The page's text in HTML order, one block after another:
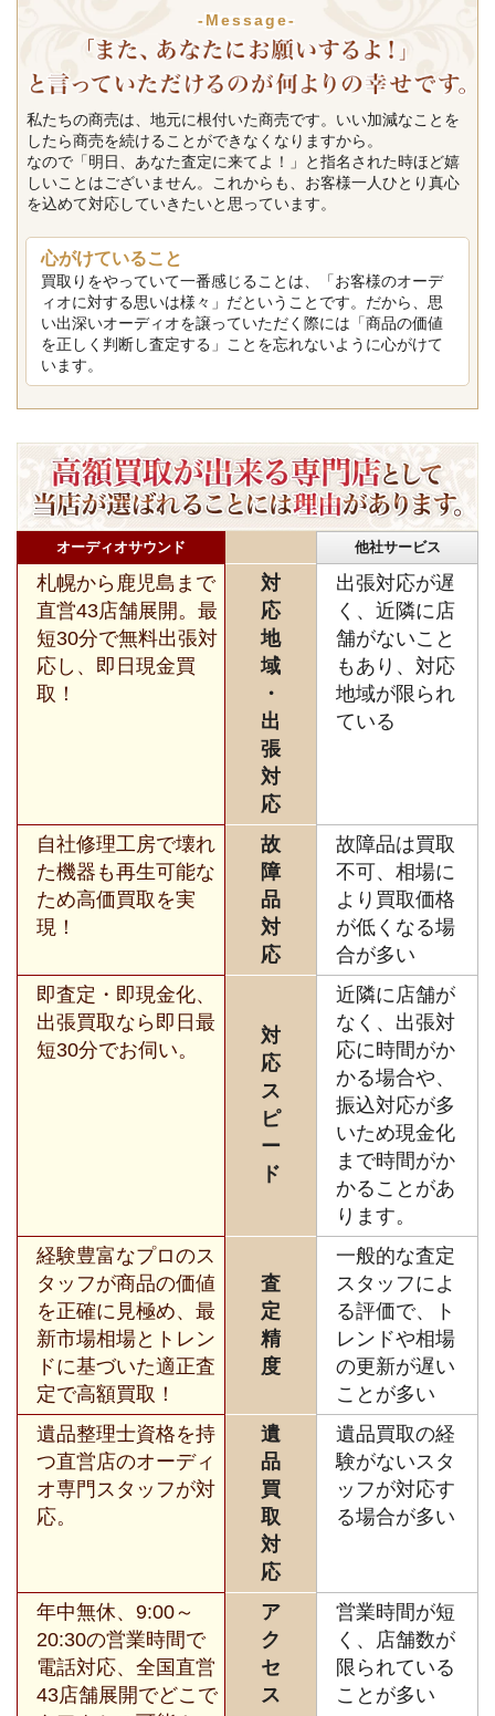
-Message-
私たちの商売は、地元に根付いた商売です。いい加減なことを
したら商売を続けることができなくなりますから。
なので「明日、あなた査定に来てよ！」と指名された時ほど嬉
しいことはございません。これからも、お客様一人ひとり真心
を込めて対応していきたいと思っています。
心がけていること
買取りをやっていて一番感じることは、「お客様のオーデ
ィオに対する思いは様々」だということです。だから、思
い出深いオーディオを譲っていただく際には「商品の価値
を正しく判断し査定する」ことを忘れないように心がけて
います。
オーディオサウンド 他社サービス
札幌から鹿児島まで
直営43店舗展開。最
短30分で無料出張対
応し、即日現金買
取！
対
応
地
域
・
出
張
対
応
出張対応が遅
く、近隣に店
舗がないこと
もあり、対応
地域が限られ
ている
自社修理工房で壊れ
た機器も再生可能な
ため高価買取を実
現！
故
障
品
対
応
故障品は買取
不可、相場に
より買取価格
が低くなる場
合が多い
即査定・即現金化、
出張買取なら即日最
短30分でお伺い。
対
応
ス
ピ
ー
ド
近隣に店舗が
なく、出張対
応に時間がか
かる場合や、
振込対応が多
いため現金化
まで時間がか
かることがあ
ります。
経験豊富なプロのス
タッフが商品の価値
を正確に見極め、最
新市場相場とトレン
ドに基づいた適正査
定で高額買取！
査
定
精
度
一般的な査定
スタッフによ
る評価で、ト
レンドや相場
の更新が遅い
ことが多い
遺品整理士資格を持
つ直営店のオーディ
オ専門スタッフが対
応。
遺
品
買
取
対
応
遺品買取の経
験がないスタ
ッフが対応す
る場合が多い
年中無休、9:00～
20:30の営業時間で
電話対応、全国直営
43店舗展開でどこで
ア
ク
セ
ス
営業時間が短
く、店舗数が
限られている
ことが多い